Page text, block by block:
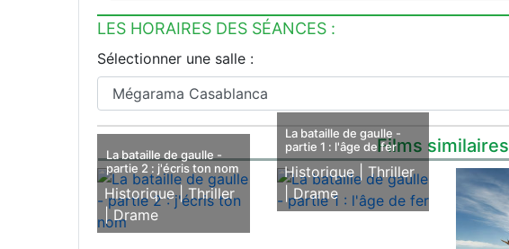
LES HORAIRES DES SÉANCES :
Sélectionner une salle :
Films similaires
La bataille de gaulle -
partie 2 : j'écris ton nom
Historique |Thriller
|Drame
La bataille de gaulle -
partie 1 : l'âge de fer
Historique | Thriller
|Drame